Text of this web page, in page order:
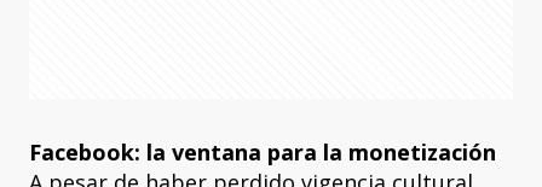
Facebook: la ventana para la monetización